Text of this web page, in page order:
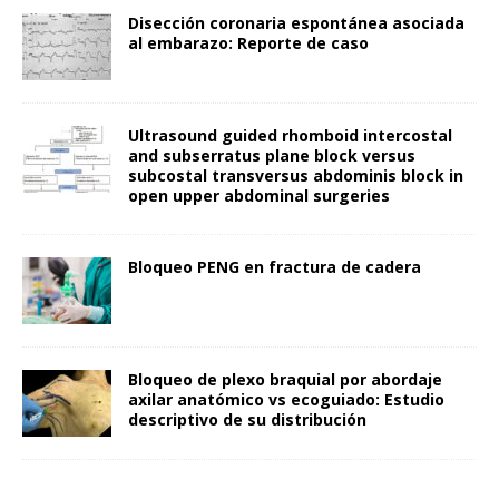
Disección coronaria espontánea asociada
al embarazo: Reporte de caso
Ultrasound guided rhomboid intercostal
and subserratus plane block versus
subcostal transversus abdominis block in
open upper abdominal surgeries
Bloqueo PENG en fractura de cadera
Bloqueo de plexo braquial por abordaje
axilar anatómico vs ecoguiado: Estudio
descriptivo de su distribución